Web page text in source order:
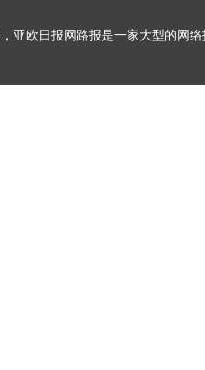
亚欧日报网路报是一家大型的网